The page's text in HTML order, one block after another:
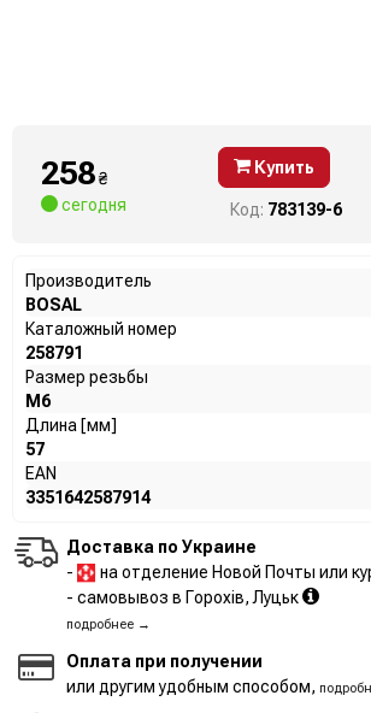
258₴
сегодня
Купить
Код: 783139-6
Производитель
BOSAL
Каталожный номер
258791
Размер резьбы
M6
Длина [мм]
57
EAN
3351642587914
Доставка по Украине
-
на отделение Новой Почты или
- самовывоз в Горохів, Луцьк
подробнее →
Оплата при получении
или другим удобным способом,